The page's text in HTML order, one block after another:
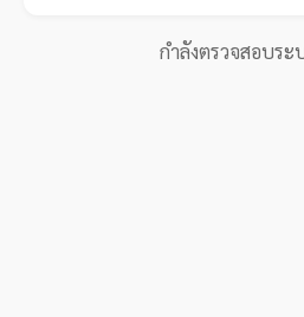
กำลังตรวจสอบระ